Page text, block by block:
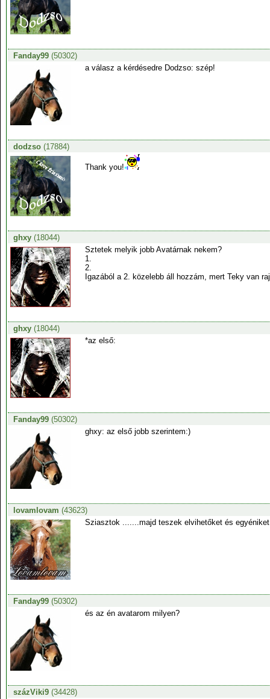
Fanday99(50302)
a válasz a kérdésedre Dodzso: szép!
dodzso(17884)
Thank you!
ghxy(18044)
Sztetek melyik jobb Avatárnak nekem?
1.
2.
Igazából a 2. közelebb áll hozzám, mert Teky van
ghxy(18044)
*az első:
Fanday99(50302)
ghxy: az első jobb szerintem:)
lovamlovam (43623)
Sziasztok .......majd teszek elvihetőket és
Fanday99(50302)
és az én avatarom milyen?
százViki9(34428)